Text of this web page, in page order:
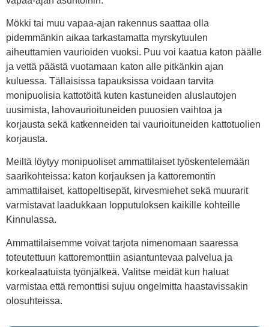
Mökki tai muu vapaa-ajan rakennus saattaa olla
pidemmänkin aikaa tarkastamatta myrskytuulen
aiheuttamien vaurioiden vuoksi. Puu voi kaatua katon päälle
ja vettä päästä vuotamaan katon alle pitkänkin ajan
kuluessa. Tällaisissa tapauksissa voidaan tarvita
monipuolisia kattotöitä kuten kastuneiden aluslautojen
uusimista, lahovaurioituneiden puuosien vaihtoa ja
korjausta sekä katkenneiden tai vaurioituneiden kattotuolien
korjausta.
Meiltä löytyy monipuoliset ammattilaiset työskentelemään
saarikohteissa: katon korjauksen ja kattoremontin
ammattilaiset, kattopeltisepät, kirvesmiehet sekä muurarit
varmistavat laadukkaan lopputuloksen kaikille kohteille
Kinnulassa.
Ammattilaisemme voivat tarjota nimenomaan saaressa
toteutettuun kattoremonttiin asiantuntevaa palvelua ja
korkealaatuista työnjälkeä. Valitse meidät kun haluat
varmistaa että remonttisi sujuu ongelmitta haastavissakin
olosuhteissa.